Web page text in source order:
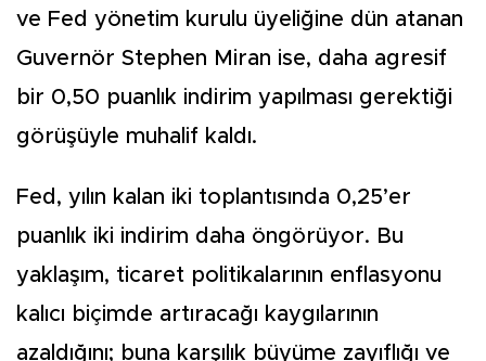
ve Fed yönetim kurulu üyeliğine dün atanan
Guvernör Stephen Miran ise, daha agresif
bir 0,50 puanlık indirim yapılması gerektiği
görüşüyle muhalif kaldı.
Fed, yılın kalan iki toplantısında 0,25’er
puanlık iki indirim daha öngörüyor. Bu
yaklaşım, ticaret politikalarının enflasyonu
kalıcı biçimde artıracağı kaygılarının
azaldığını; buna karşılık büyüme zayıflığı ve